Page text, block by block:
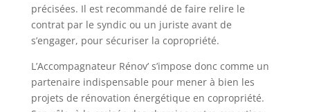
précisées. Il est recommandé de faire relire le
contrat par le syndic ou un juriste avant de
s’engager, pour sécuriser la copropriété.
L’Accompagnateur Rénov’ s’impose donc comme un
partenaire indispensable pour mener à bien les
projets de rénovation énergétique en copropriété.